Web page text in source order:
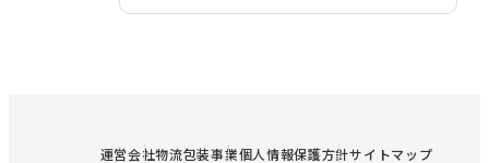
運営会社物流包装事業個人情報保護方針サイトマップ